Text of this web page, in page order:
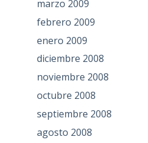
marzo 2009
febrero 2009
enero 2009
diciembre 2008
noviembre 2008
octubre 2008
septiembre 2008
agosto 2008